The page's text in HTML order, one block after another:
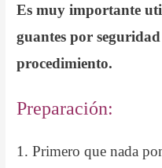
Es muy importante
guantes por
procedimiento.
Preparación:
1. Primero que nada